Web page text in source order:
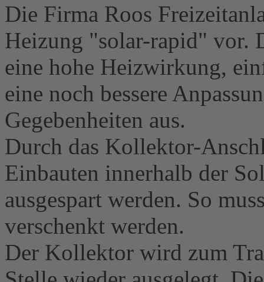
Die Firma Roos
Heizung "solar-rapid" vor.
eine hohe Heizwirkung,
eine noch bessere
Gegebenheiten aus.
Durch das Kollektor-
Einbauten innerhalb der
ausgespart werden. So
verschenkt werden.
Der Kollektor wird zum